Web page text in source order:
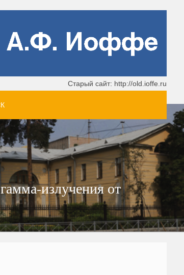
Старый сайт: http://old.ioffe.ru
излучения от